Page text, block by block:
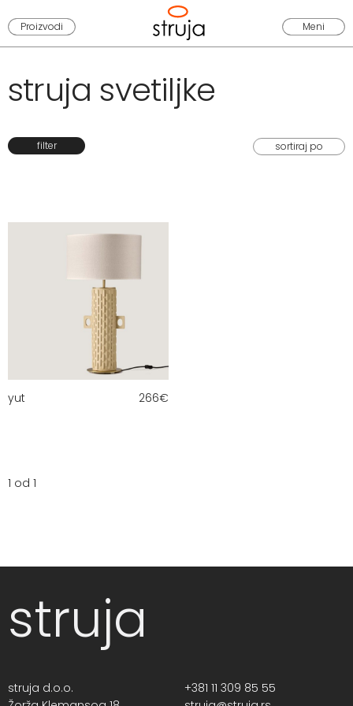
Proizvodi Meni
struja svetiljke
filter
yut 266€
1 od 1
struja
struja d.o.o.
+381 11 309 85 55